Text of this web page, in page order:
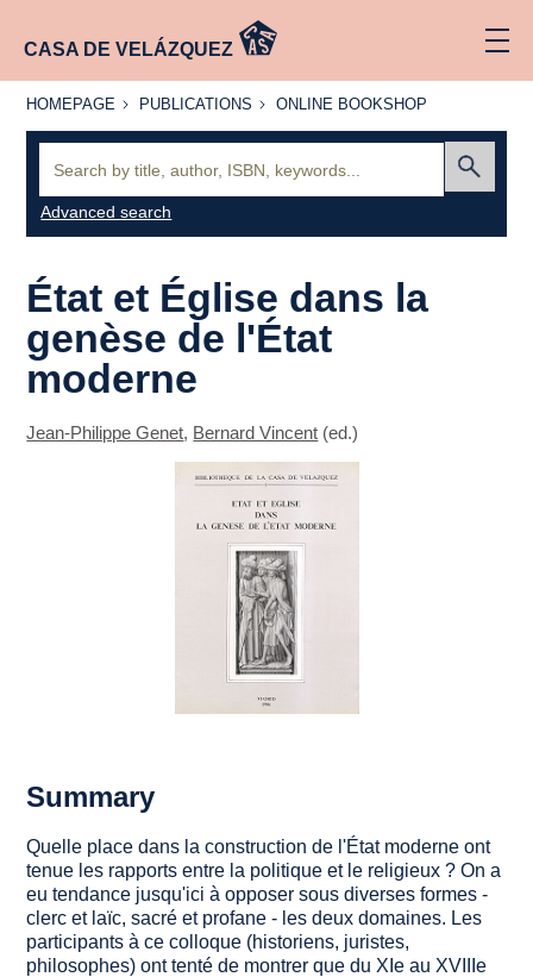
CASA DE VELÁZQUEZ
HOMEPAGE
HOMEPAGE PUBLICATIONS
PUBLICATIONS
ONLINE
ONLINE BOOKSHOP
Advanced search
État et Église dans la
genèse de l'État
moderne
Jean-Philippe Genet, Bernard Vincent (ed.)
Summary
Quelle place dans la construction de l'État moderne ont
tenue les rapports entre la politique et le religieux ? On a
eu tendance jusqu'ici à opposer sous diverses formes -
clerc et laïc, sacré et profane - les deux domaines. Les
participants à ce colloque (historiens, juristes,
philosophes) ont tenté de montrer que du XIe au XVIIIe